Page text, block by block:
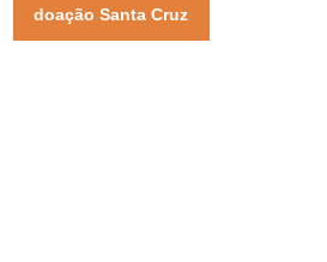
doação Santa Cruz